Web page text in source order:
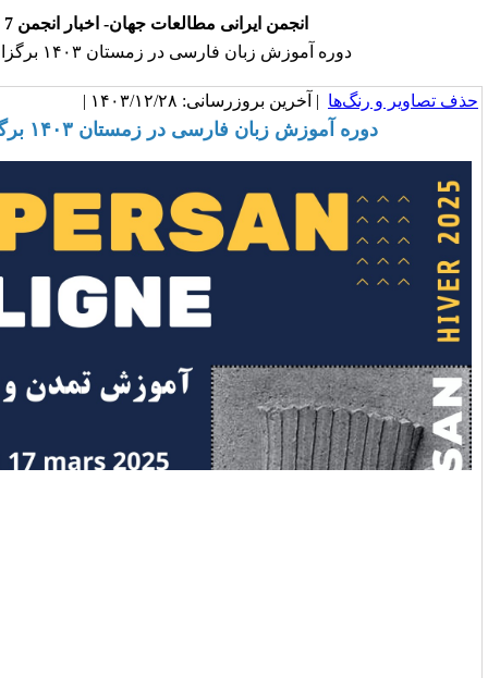
انجمن ایرانی مطالعات جهان- اخبار انجمن 7
زبان فارسی در زمستان ۱۴۰۳ برگزار شد.
بروزرسانی: ۱۴۰۳/۱۲/۲۸ |
زبان فارسی در زمستان ۱۴۰۳ برگزار شد.